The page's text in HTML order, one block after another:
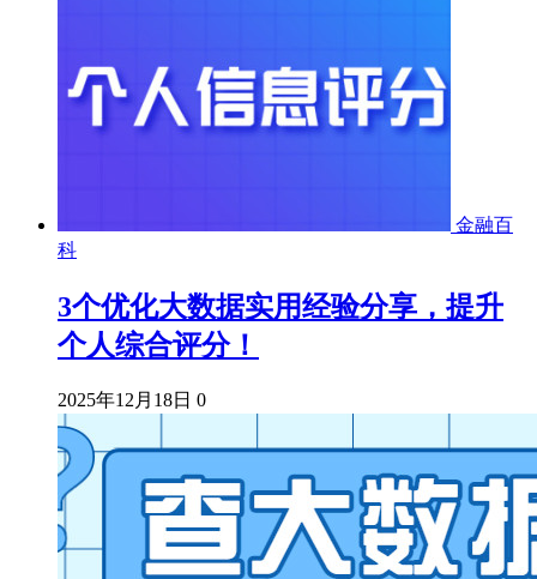
金融百
科
3个优化大数据实用经验分享，提升
个人综合评分！
2025年12月18日 0